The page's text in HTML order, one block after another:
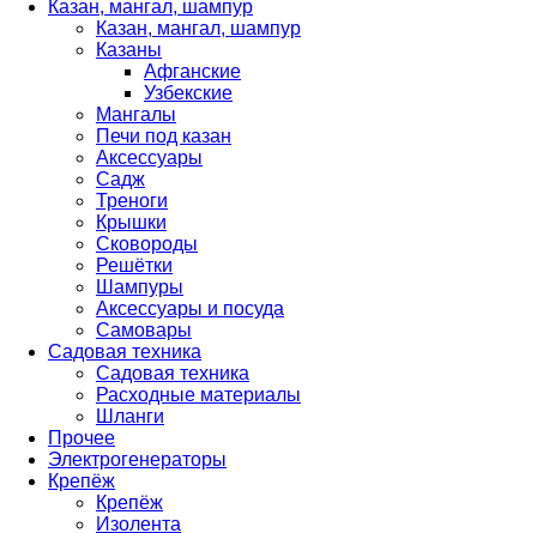
Казан, мангал, шампур
Казан, мангал, шампур
Казаны
Афганские
Узбекские
Мангалы
Печи под казан
Аксессуары
Садж
Треноги
Крышки
Сковороды
Решётки
Шампуры
Аксессуары и посуда
Самовары
Садовая техника
Садовая техника
Расходные материалы
Шланги
Прочее
Электрогенераторы
Крепёж
Крепёж
Изолента